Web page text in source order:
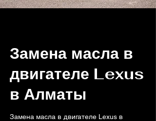
Замена масла в
двигателе Lexus
в Алматы
Замена масла в двигателе Lexus в